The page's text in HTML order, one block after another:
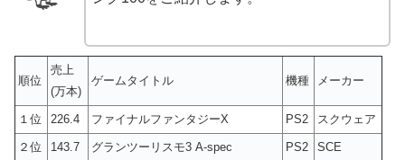
順位
売上
(万本)
ゲームタイトル 機種 メーカー
１位 226.4 ファイナルファンタジーX PS2 スクウェア
２位 143.7 グランツーリスモ3 A-spec PS2 SCE